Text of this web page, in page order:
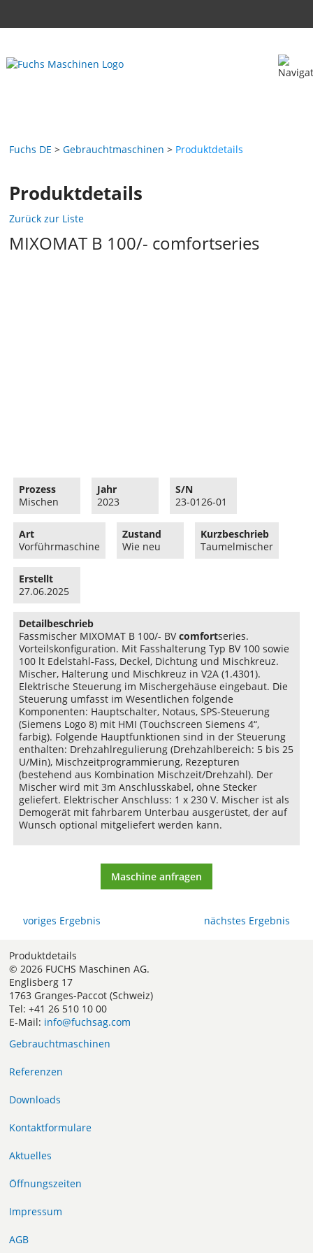
Fuchs DE Gebrauchtmaschinen Produktdetails
Produktdetails
Zurück zur Liste
MIXOMAT B 100/- comfortseries
Prozess
Mischen
Jahr
2023
S/N
23-0126-01
Art
Vorführmaschine
Zustand
Wie neu
Kurzbeschrieb
Taumelmischer
Erstellt
27.06.2025
Detailbeschrieb
Fassmischer MIXOMAT B 100/- BVcomfortseries.
Vorteilskonfiguration. Mit Fasshalterung Typ BV 100 sowie
100 lt Edelstahl-Fass, Deckel, Dichtung und Mischkreuz.
Mischer, Halterung und Mischkreuz in V2A (1.4301).
Elektrische Steuerung im Mischergehäuse eingebaut. Die
Steuerung umfasst im Wesentlichen folgende
Komponenten: Hauptschalter, Notaus, SPS-Steuerung
(Siemens Logo 8) mit HMI (Touchscreen Siemens 4“,
farbig). Folgende Hauptfunktionen sind in der Steuerung
enthalten: Drehzahlregulierung (Drehzahlbereich: 5 bis 25
U/Min), Mischzeitprogrammierung, Rezepturen
(bestehend aus Kombination Mischzeit/Drehzahl). Der
Mischer wird mit 3m Anschlusskabel, ohne Stecker
geliefert. Elektrischer Anschluss: 1 x 230 V. Mischer ist als
Demogerät mit fahrbarem Unterbau ausgerüstet, der auf
Wunsch optional mitgeliefert werden kann.
Maschine anfragen
voriges Ergebnis nächstes Ergebnis
Produktdetails
© 2026 FUCHS Maschinen AG.
Englisberg 17
1763 Granges-Paccot (Schweiz)
Tel: +41 26 510 10 00
E-Mail: info@fuchsag.com
Gebrauchtmaschinen
Referenzen
Downloads
Kontaktformulare
Aktuelles
Öffnungszeiten
Impressum
AGB